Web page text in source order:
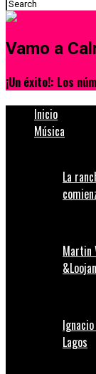
Vamo a
¡Un éxito!: Los
Inicio
Música
La
Martin
&Loojan
Lagos